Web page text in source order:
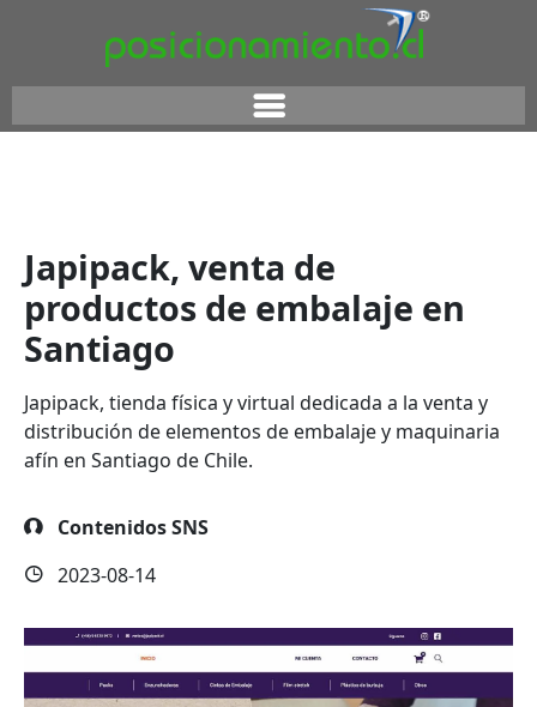
Japipack, venta de
productos de embalaje en
Santiago
Japipack, tienda física y virtual dedicada a la venta y
distribución de elementos de embalaje y maquinaria
afín en Santiago de Chile.
Contenidos SNS
2023-08-14